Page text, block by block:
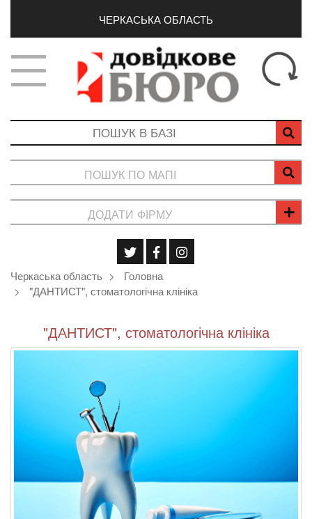
ЧЕРКАСЬКА ОБЛАСТЬ
ПОШУК ПО МАПІ
ДОДАТИ ФІРМУ
Черкаська область
Головна
"ДАНТИСТ", стоматологічна клініка
"ДАНТИСТ", стоматологічна клініка